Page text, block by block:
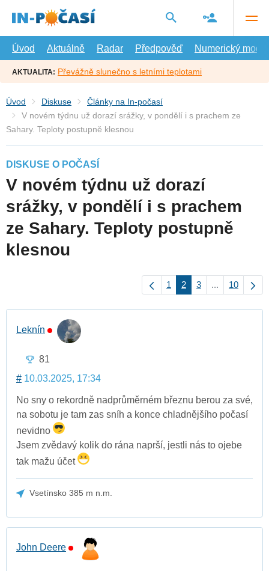
hlavní
Úvod
Aktuálně Radar Předpověď Numerický model
AKTUALITA: Převážně slunečno s letními teplotami
Úvod Diskuse
Články na In-počasí
V novém týdnu už dorazí srážky, v pondělí i s prachem ze
Sahary. Teploty postupně klesnou
DISKUSE O POČASÍ
V novém týdnu už dorazí
srážky, v pondělí i s prachem
ze Sahary. Teploty postupně
klesnou
1 2 3 ... 10
Leknín
81
# 10.03.2025, 17:34
No sny o rekordně nadprůměrném březnu berou za své,
na sobotu je tam zas sníh a konce chladnějšího počasí
nevidno
Jsem zvědavý kolik do rána naprší, jestli nás to ojebe
tak mažu účet
Vsetínsko 385 m n.m.
John Deere